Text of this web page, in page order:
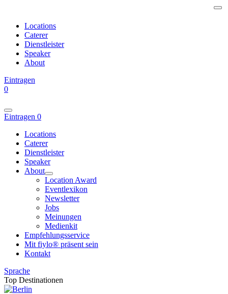
Locations
Caterer
Dienstleister
Speaker
About
Eintragen
0
Eintragen 0
Locations
Caterer
Dienstleister
Speaker
About
Location Award
Eventlexikon
Newsletter
Jobs
Meinungen
Medienkit
Empfehlungsservice
Mit fiylo® präsent sein
Kontakt
Sprache
Top Destinationen